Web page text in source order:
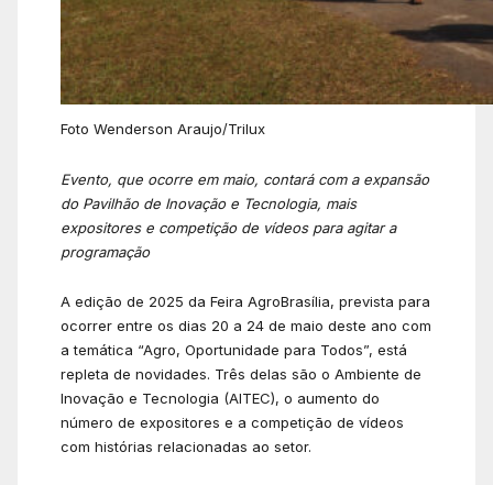
Foto Wenderson Araujo/Trilux
Evento, que ocorre em maio, contará com a expansão
do Pavilhão de Inovação e Tecnologia, mais
expositores e competição de vídeos para agitar a
programação
A edição de 2025 da Feira AgroBrasília, prevista para
ocorrer entre os dias 20 a 24 de maio deste ano com
a temática “Agro, Oportunidade para Todos”, está
repleta de novidades. Três delas são o Ambiente de
Inovação e Tecnologia (AITEC), o aumento do
número de expositores e a competição de vídeos
com histórias relacionadas ao setor.